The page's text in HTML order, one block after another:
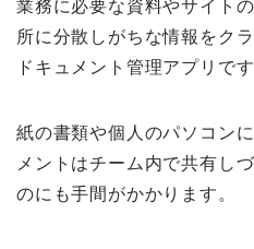
業務に必要な資料やサイト
所に分散しがちな情報をク
ドキュメント管理アプリです
紙の書類や個人のパソコン
メントはチーム内で共有し
のにも手間がかかります。